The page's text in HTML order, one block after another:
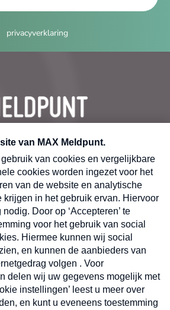
privacyverklaring
Volg ons op
X